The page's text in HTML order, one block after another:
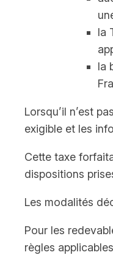
la
la
Lorsqu’il n’est
exigible et les
Cette taxe
dispositions
Les modalités
Pour les
règles